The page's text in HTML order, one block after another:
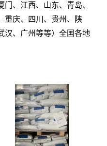
、江西、山东、青岛、
重庆、四川、贵州、陕
汉、广州等等）全国各地